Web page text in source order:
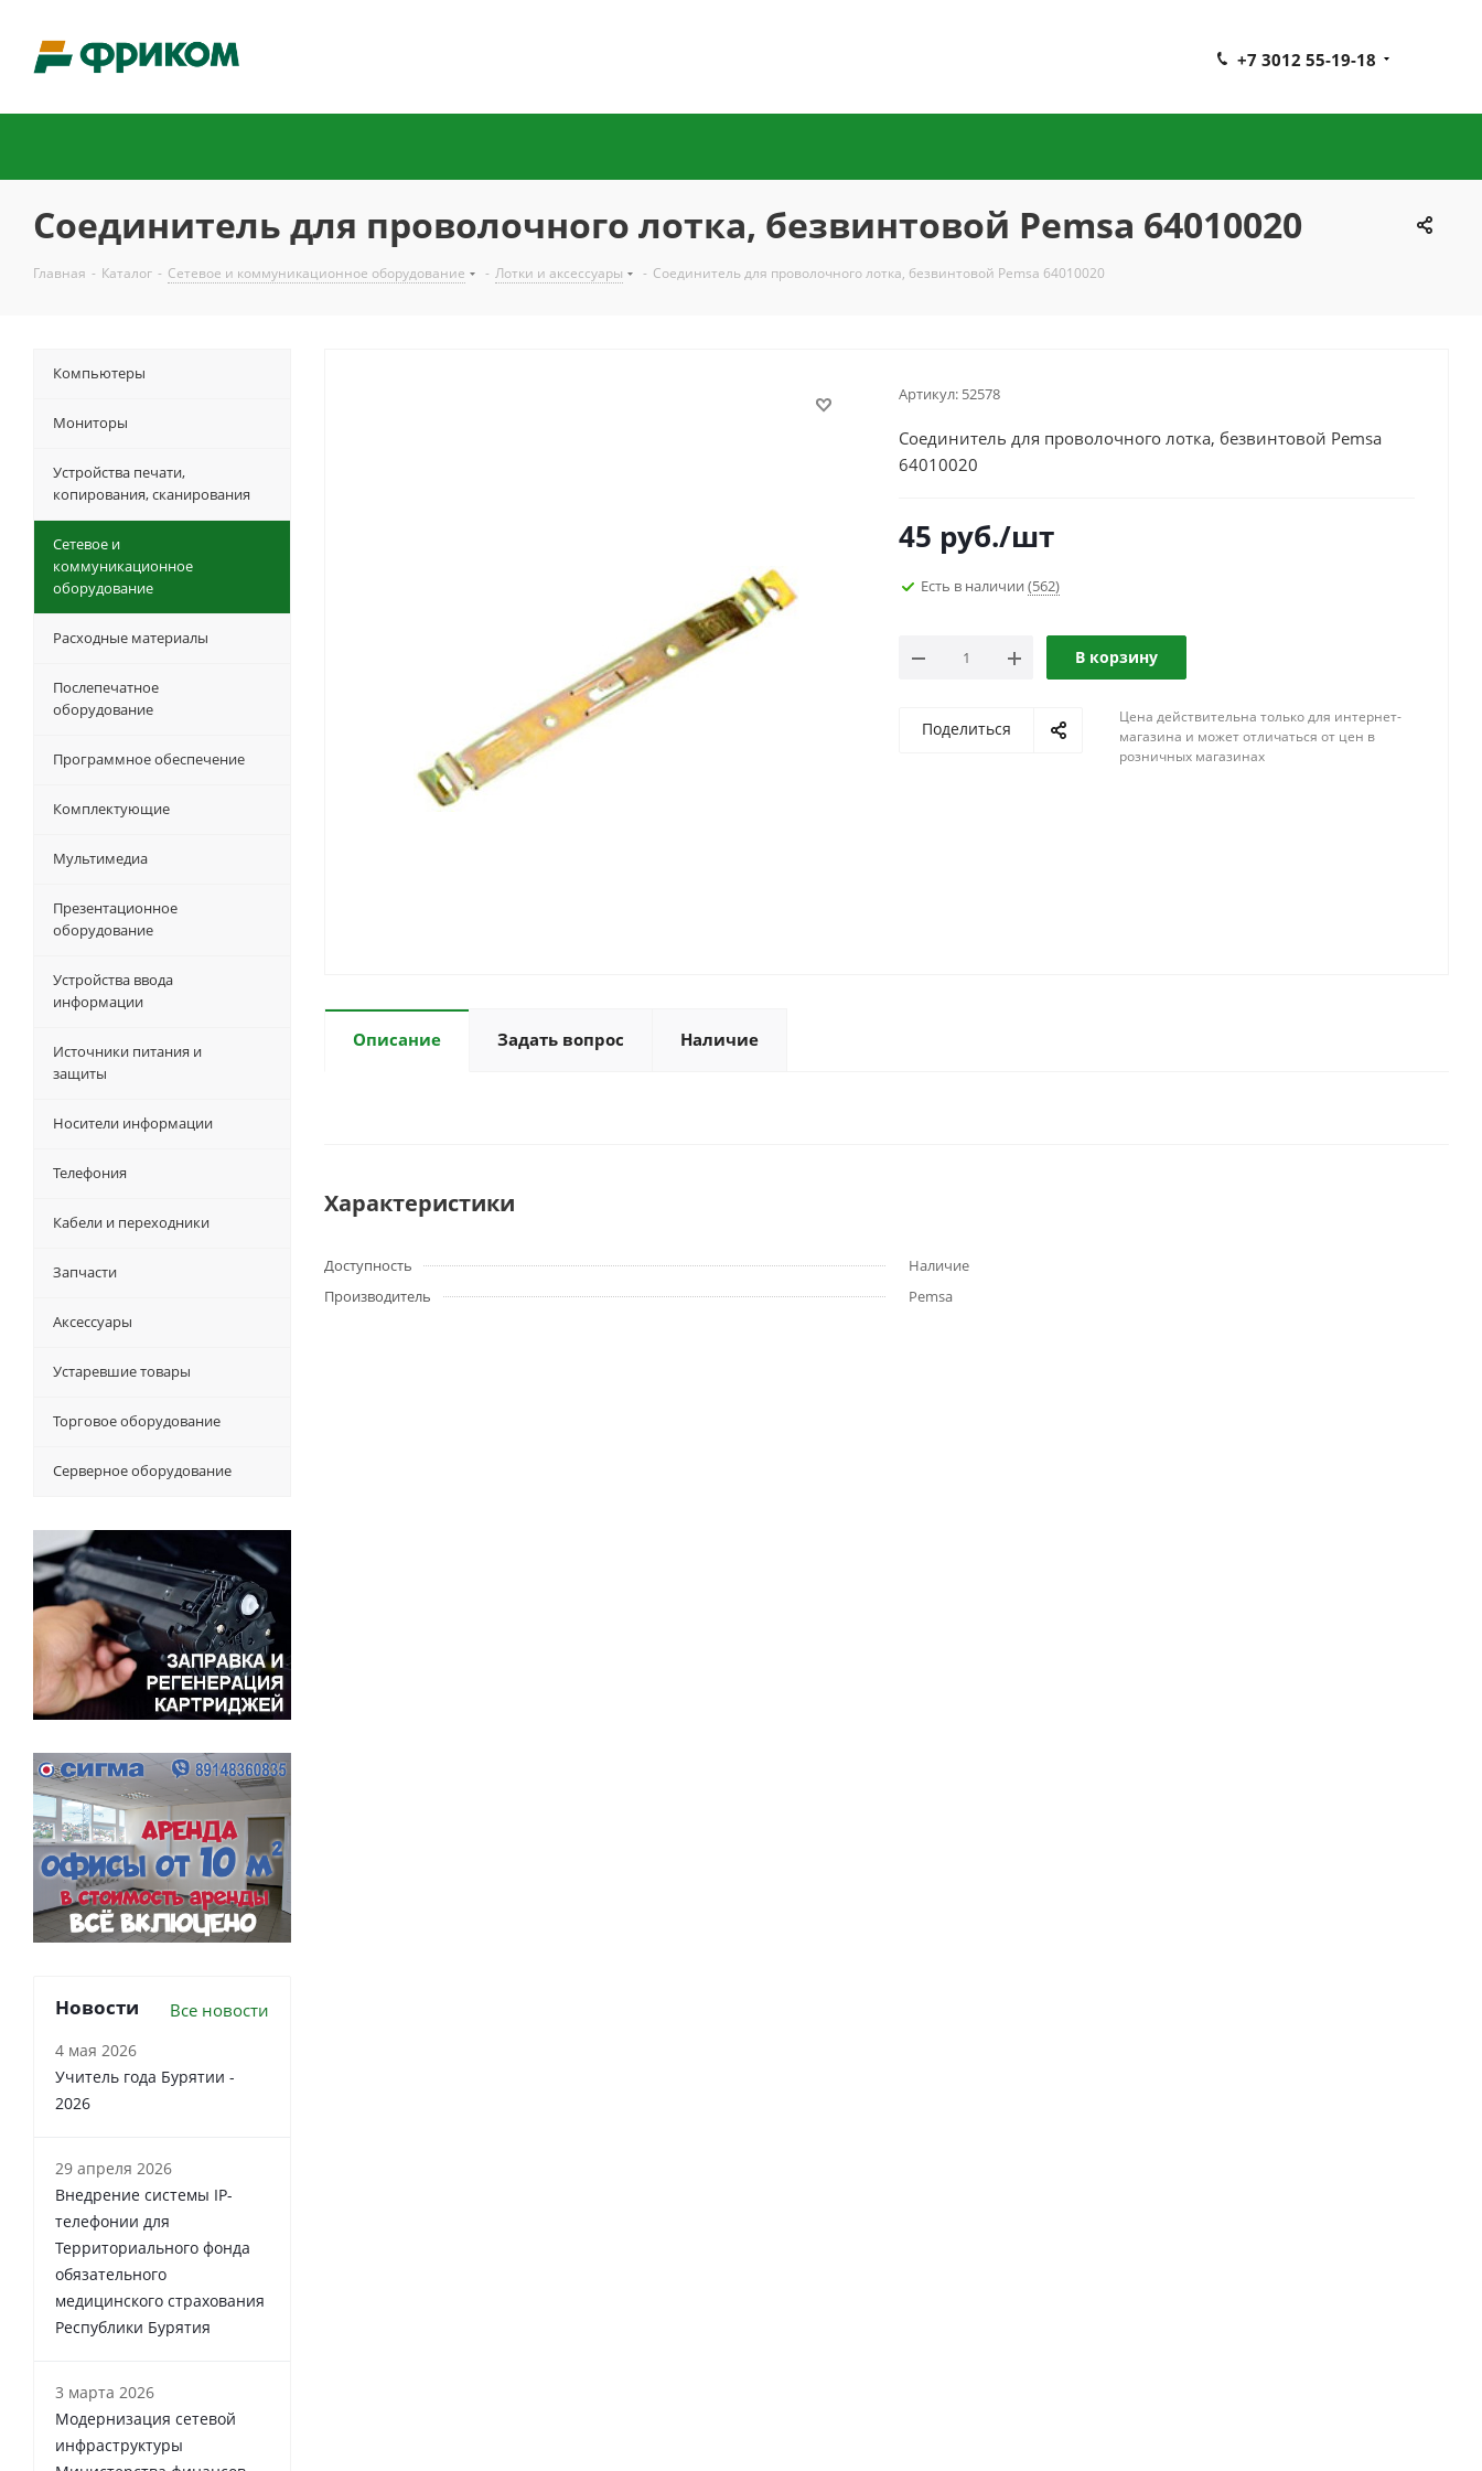
+7 3012 55-19-18
Соединитель для проволочного лотка, безвинтовой Pemsa 64010020
Главная - Каталог - Сетевое и коммуникационное оборудование - Лотки и аксессуары - Соединитель для проволочного лотка, безвинтовой Pemsa 64010020
Артикул: 52578
Соединитель для проволочного лотка, безвинтовой Pemsa
64010020
45 руб./шт
Есть в наличии (562)
В корзину
Поделиться
Цена действительна только для интернет-
магазина и может отличаться от цен в
розничных магазинах
Описание Задать вопрос Наличие
Характеристики
Доступность
Наличие
Производитель
Pemsa
Компьютеры
Мониторы
Устройства печати,
копирования, сканирования
Сетевое и
коммуникационное
оборудование
Расходные материалы
Послепечатное
оборудование
Программное обеспечение
Комплектующие
Мультимедиа
Презентационное
оборудование
Устройства ввода
информации
Источники питания и
защиты
Носители информации
Телефония
Кабели и переходники
Запчасти
Аксессуары
Устаревшие товары
Торговое оборудование
Серверное оборудование
Новости Все новости
4 мая 2026
Учитель года Бурятии -
2026
29 апреля 2026
Внедрение системы IP-
телефонии для
Территориального фонда
обязательного
медицинского страхования
Республики Бурятия
3 марта 2026
Модернизация сетевой
инфраструктуры